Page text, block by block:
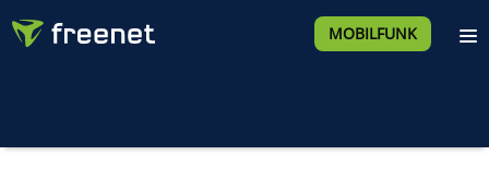
MOBILFUNK